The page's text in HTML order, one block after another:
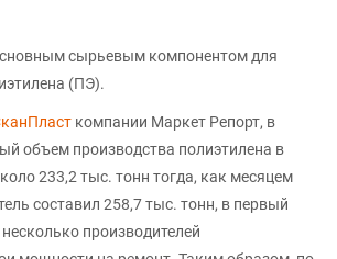
сырьевым компонентом для
(ПЭ).
компании Маркет Репорт, в
объем производства полиэтилена в
233,2 тыс. тонн тогда, как месяцем
составил 258,7 тыс. тонн, в первый
производителей